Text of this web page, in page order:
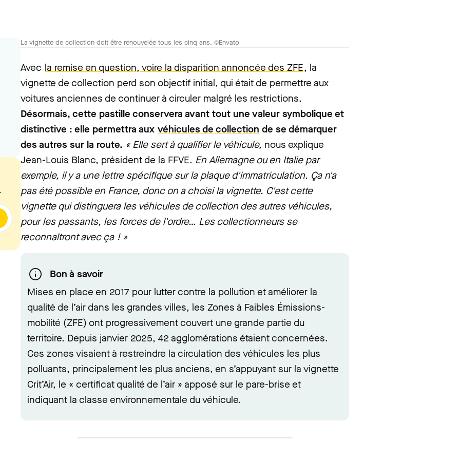
La vignette de collection doit être renouvelée tous les cinq ans. ©Envato
Avec la remise en question, voire la disparition annoncée des ZFE, la
vignette de collection perd son objectif initial, qui était de permettre aux
voitures anciennes de continuer à circuler malgré les restrictions.
Désormais, cette pastille conservera avant tout une valeur symbolique et
distinctive : elle permettra aux véhicules de collection de se démarquer
des autres sur la route. « Elle sert à qualifier le véhicule, nous explique
Jean-Louis Blanc, président de la FFVE. En Allemagne ou en Italie par
exemple, il y a une lettre spécifique sur la plaque d'immatriculation. Ça n'a
pas été possible en France, donc on a choisi la vignette. C'est cette
vignette qui distinguera les véhicules de collection des autres véhicules,
pour les passants, les forces de l'ordre… Les collectionneurs se
reconnaîtront avec ça ! »
Bon à savoir
Mises en place en 2017 pour lutter contre la pollution et améliorer la
qualité de l’air dans les grandes villes, les Zones à Faibles Émissions-
mobilité (ZFE) ont progressivement couvert une grande partie du
territoire. Depuis janvier 2025, 42 agglomérations étaient concernées.
Ces zones visaient à restreindre la circulation des véhicules les plus
polluants, principalement les plus anciens, en s’appuyant sur la vignette
Crit’Air, le « certificat qualité de l’air » apposé sur le pare-brise et
indiquant la classe environnementale du véhicule.